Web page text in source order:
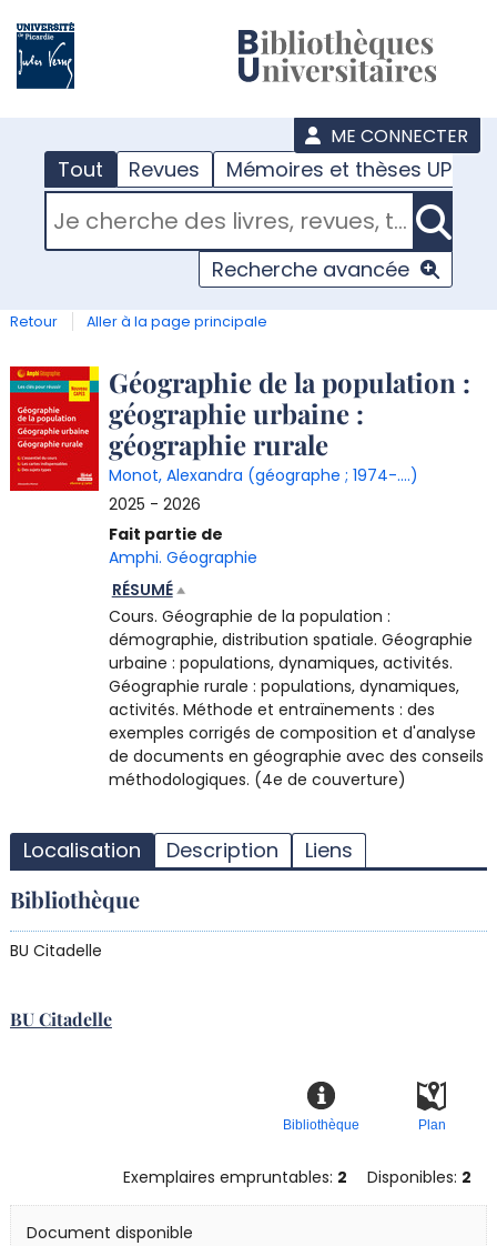
ME CONNECTER
Tout Revues Mémoires et thèses UPJV
RECHERCHER DANS "TOUT"
Recherche avancée
Retour Aller à la page principale
Détail
document
Géographie de la population :
géographie urbaine :
géographie rurale
Monot, Alexandra (géographe ; 1974-....)
2025 - 2026
Fait partie de
Amphi. Géographie
RÉSUMÉ
Cours. Géographie de la population :
démographie, distribution spatiale. Géographie
urbaine : populations, dynamiques, activités.
Géographie rurale : populations, dynamiques,
activités. Méthode et entraïnements : des
exemples corrigés de composition et d'analyse
de documents en géographie avec des conseils
méthodologiques. (4e de couverture)
Localisation Description Liens
Bibliothèque
BU Citadelle
BU Citadelle
Plan
Bibliothèque
Exemplaires empruntables: 2 Disponibles: 2
Document disponible